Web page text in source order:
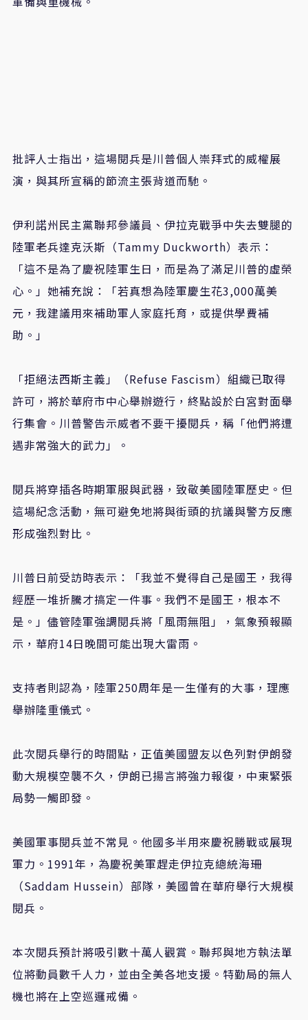
批評人士指出，這場閱兵是川普個人崇拜式的威權展
演，與其所宣稱的節流主張背道而馳。
伊利諾州民主黨聯邦參議員、伊拉克戰爭中失去雙腿的
陸軍老兵達克沃斯（Tammy Duckworth）表示：
「這不是為了慶祝陸軍生日，而是為了滿足川普的虛榮
心。」她補充說：「若真想為陸軍慶生花3,000萬美
元，我建議用來補助軍人家庭托育，或提供學費補
助。」
「拒絕法西斯主義」（Refuse Fascism）組織已取得
許可，將於華府市中心舉辦遊行，終點設於白宮對面舉
行集會。川普警告示威者不要干擾閱兵，稱「他們將遭
遇非常強大的武力」。
閱兵將穿插各時期軍服與武器，致敬美國陸軍歷史。但
這場紀念活動，無可避免地將與街頭的抗議與警方反應
形成強烈對比。
川普日前受訪時表示：「我並不覺得自己是國王，我得
經歷一堆折騰才搞定一件事。我們不是國王，根本不
是。」儘管陸軍強調閱兵將「風雨無阻」，氣象預報顯
示，華府14日晚間可能出現大雷雨。
支持者則認為，陸軍250周年是一生僅有的大事，理應
舉辦隆重儀式。
此次閱兵舉行的時間點，正值美國盟友以色列對伊朗發
動大規模空襲不久，伊朗已揚言將強力報復，中東緊張
局勢一觸即發。
美國軍事閱兵並不常見。他國多半用來慶祝勝戰或展現
軍力。1991年，為慶祝美軍趕走伊拉克總統海珊
（Saddam Hussein）部隊，美國曾在華府舉行大規模
閱兵。
本次閱兵預計將吸引數十萬人觀賞。聯邦與地方執法單
位將動員數千人力，並由全美各地支援。特勤局的無人
機也將在上空巡邏戒備。